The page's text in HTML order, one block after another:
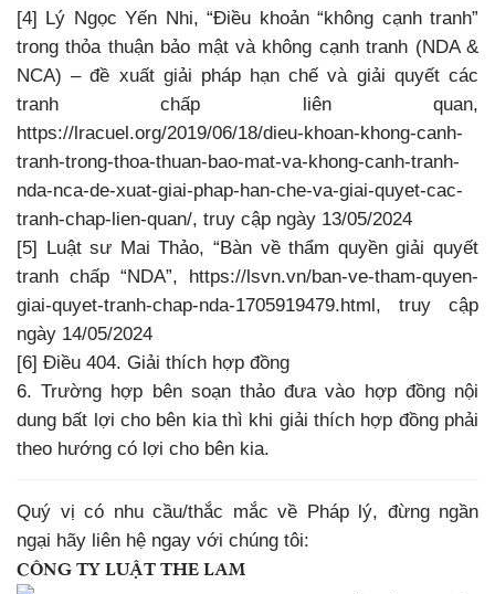
[4] Lý Ngọc Yến Nhi, “Điều khoản “không cạnh tranh”
trong thỏa thuận bảo mật và không cạnh tranh (NDA &
NCA) – đề xuất giải pháp hạn chế và giải quyết các
tranh chấp liên quan,
https://lracuel.org/2019/06/18/dieu-khoan-khong-canh-
tranh-trong-thoa-thuan-bao-mat-va-khong-canh-tranh-
nda-nca-de-xuat-giai-phap-han-che-va-giai-quyet-cac-
tranh-chap-lien-quan/, truy cập ngày 13/05/2024
[5] Luật sư Mai Thảo, “Bàn về thẩm quyền giải quyết
tranh chấp “NDA”, https://lsvn.vn/ban-ve-tham-quyen-
giai-quyet-tranh-chap-nda-1705919479.html, truy cập
ngày 14/05/2024
[6] Điều 404. Giải thích hợp đồng
6. Trường hợp bên soạn thảo đưa vào hợp đồng nội
dung bất lợi cho bên kia thì khi giải thích hợp đồng phải
theo hướng có lợi cho bên kia.
Quý vị có nhu cầu/thắc mắc về Pháp lý, đừng ngần
ngại hãy liên hệ ngay với chúng tôi:
CÔNG TY LUẬT THE LAM